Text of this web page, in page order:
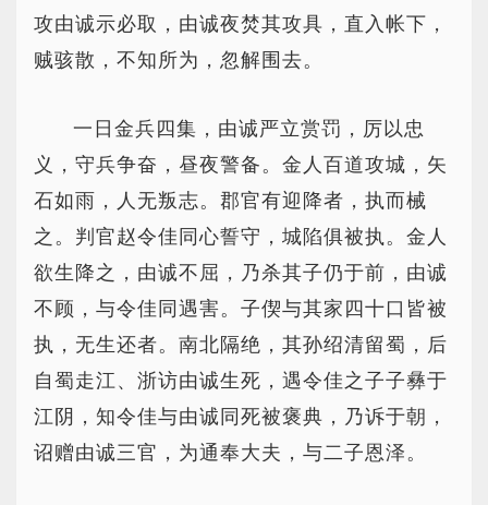
攻由诚示必取，由诚夜焚其攻具，直入帐下，
贼骇散，不知所为，忽解围去。
一日金兵四集，由诚严立赏罚，厉以忠
义，守兵争奋，昼夜警备。金人百道攻城，矢
石如雨，人无叛志。郡官有迎降者，执而械
之。判官赵令佳同心誓守，城陷俱被执。金人
欲生降之，由诚不屈，乃杀其子仍于前，由诚
不顾，与令佳同遇害。子偰与其家四十口皆被
执，无生还者。南北隔绝，其孙绍清留蜀，后
自蜀走江、浙访由诚生死，遇令佳之子子彝于
江阴，知令佳与由诚同死被褒典，乃诉于朝，
诏赠由诚三官，为通奉大夫，与二子恩泽。